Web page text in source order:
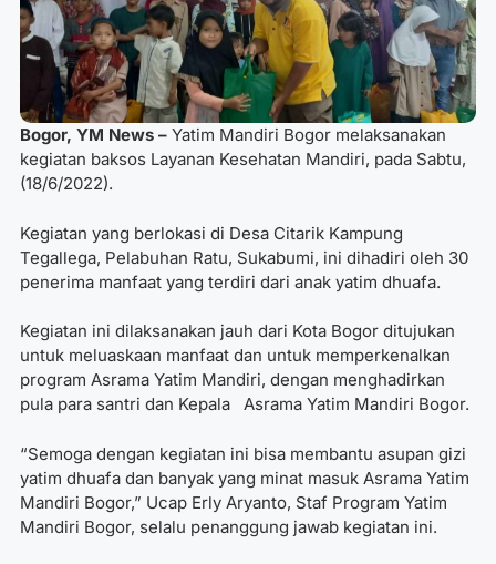
Bogor, YM News – Yatim Mandiri Bogor melaksanakan
kegiatan baksos Layanan Kesehatan Mandiri, pada Sabtu,
(18/6/2022).
Kegiatan yang berlokasi di Desa Citarik Kampung
Tegallega, Pelabuhan Ratu, Sukabumi, ini dihadiri oleh 30
penerima manfaat yang terdiri dari anak yatim dhuafa.
Kegiatan ini dilaksanakan jauh dari Kota Bogor ditujukan
untuk meluaskaan manfaat dan untuk memperkenalkan
program Asrama Yatim Mandiri, dengan menghadirkan
pula para santri dan Kepala Asrama Yatim Mandiri Bogor.
“Semoga dengan kegiatan ini bisa membantu asupan gizi
yatim dhuafa dan banyak yang minat masuk Asrama Yatim
Mandiri Bogor,” Ucap Erly Aryanto, Staf Program Yatim
Mandiri Bogor, selalu penanggung jawab kegiatan ini.